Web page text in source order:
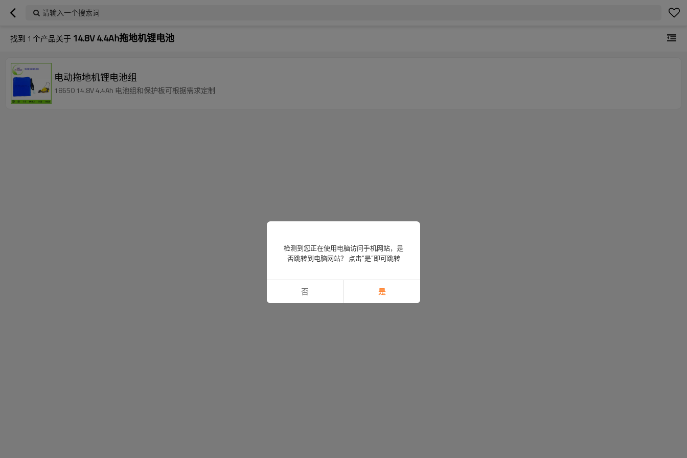
请输入一个搜索词
找到 1 个产品关于 14.8V 4.4Ah拖地机锂电池
电动拖地机锂电池组
18650 14.8V 4.4Ah 电池组和保护板可根据需求定制
检测到您正在使用电脑访问手机网站，是
否跳转到电脑网站？ 点击“是”即可跳转
否 是